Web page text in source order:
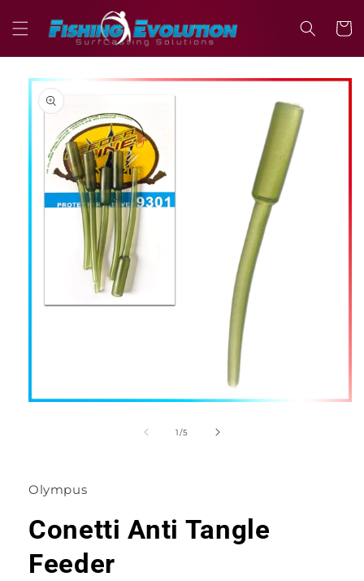
direttamente
ai contenuti
Passa alle
informazioni
sul prodotto
1/su
5
Olympus
Conetti Anti Tangle
Feeder